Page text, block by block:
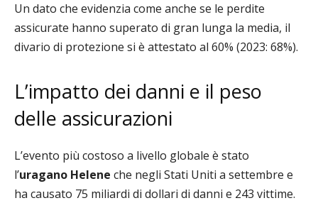
Un dato che evidenzia come anche se le perdite
assicurate hanno superato di gran lunga la media, il
divario di protezione si è attestato al 60% (2023: 68%).
L’impatto dei danni e il peso
delle assicurazioni
L’evento più costoso a livello globale è stato
l’uragano Helene che negli Stati Uniti a settembre e
ha causato 75 miliardi di dollari di danni e 243 vittime.